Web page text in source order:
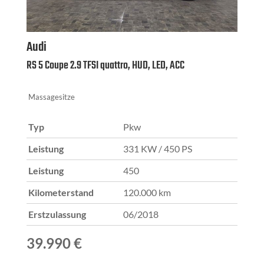
Audi
RS 5 Coupe 2.9 TFSI quattro, HUD, LED, ACC
Massagesitze
Typ Pkw
Leistung 331 KW / 450 PS
Leistung 450
Kilometerstand 120.000 km
Erstzulassung 06/2018
39.990 €